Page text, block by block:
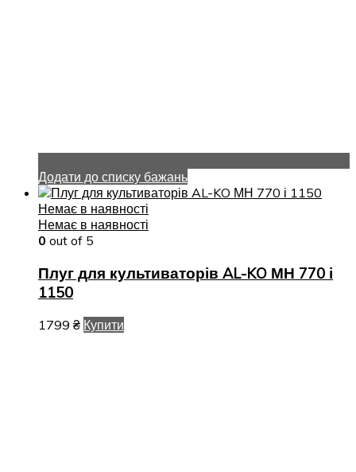
Додати до списку бажань
Немає в наявності
Немає в наявності
0 out of 5
Плуг для культиваторів AL-KO МН 770 і
1150
1799 ₴ Купити